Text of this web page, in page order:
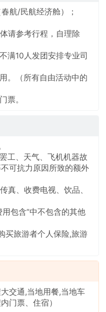
航/民航经济舱）；
请参考行程，自理除
满10人发团安排专业司
。（所有自由活动中的
票。
工、天气、飞机机器故
可抗力原因所致的额外
真、收费电视、饮品、
包含”中不包含的其他
买旅游者个人保险,旅游
交通,当地用餐,当地车
门票、住宿）